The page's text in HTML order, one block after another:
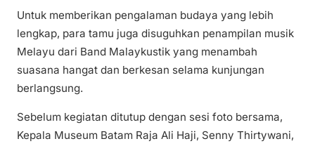
Untuk memberikan pengalaman budaya yang lebih
lengkap, para tamu juga disuguhkan penampilan musik
Melayu dari Band Malaykustik yang menambah
suasana hangat dan berkesan selama kunjungan
berlangsung.
Sebelum kegiatan ditutup dengan sesi foto bersama,
Kepala Museum Batam Raja Ali Haji, Senny Thirtywani,